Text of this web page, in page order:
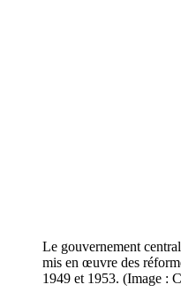
Le gouvernement
mis en œuvre des
1949 et 1953. (Image :